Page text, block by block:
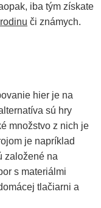
iba tým získate
rodinu či známych.
hier je na
sú hry
množstvo z nich je
je napríklad
založené na
s materiálmi
tlačiarni a